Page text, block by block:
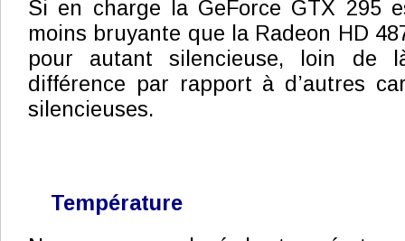
Si en charge la GeForce GTX 295
moins bruyante que la Radeon HD
pour autant silencieuse, loin de
différence par rapport à d’autres
silencieuses.
Température